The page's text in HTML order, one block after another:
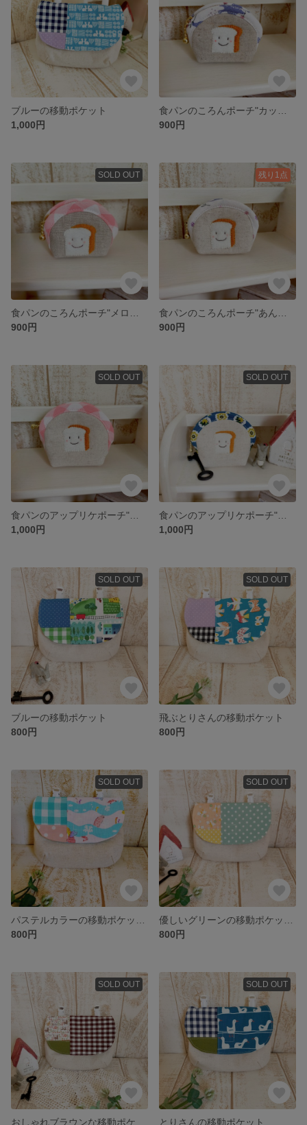
ブルーの移動ポケット
1,000円
900円
SOLD OUT
900円
残り1点
900円
SOLD OUT
1,000円
SOLD OUT
1,000円
SOLD OUT
ブルーの移動ポケット
800円
SOLD OUT
飛ぶとりさんの移動ポケット
800円
SOLD OUT
800円
SOLD OUT
800円
SOLD OUT SOLD OUT
とりさんの移動ポケット